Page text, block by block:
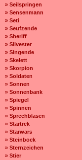
» Seilspringen
» Sensenmann
» Seti
» Seufzende
» Sheriff
» Silvester
» Singende
» Skelett
» Skorpion
» Soldaten
» Sonnen
» Sonnenbank
» Spiegel
» Spinnen
» Sprechblasen
» Startrek
» Starwars
» Steinbock
» Sternzeichen
» Stier